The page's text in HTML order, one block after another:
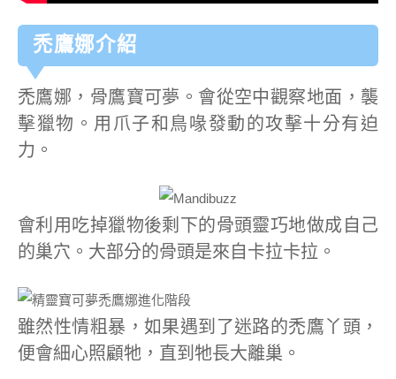
禿鷹娜介紹
禿鷹娜，骨鷹寶可夢。會從空中觀察地面，襲
擊獵物。用爪子和鳥喙發動的攻擊十分有迫
力。
會利用吃掉獵物後剩下的骨頭靈巧地做成自己
的巢穴。大部分的骨頭是來自卡拉卡拉。
雖然性情粗暴，如果遇到了迷路的禿鷹丫頭，
便會細心照顧牠，直到牠長大離巢。